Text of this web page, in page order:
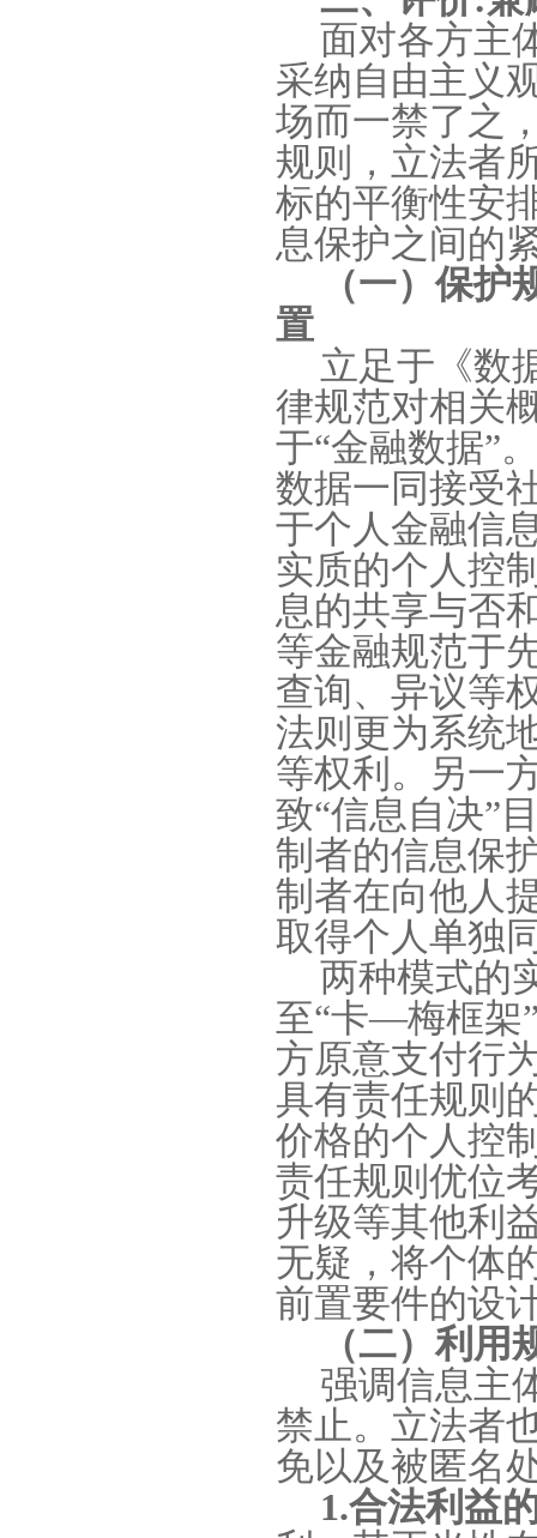
面对各方主
采纳自由主义
场而一禁了之
规则，立法者
标的平衡性安
息保护之间的
（一）保
置
立足于《数
律规范对相关
于“金融数据”
数据一同接受
于个人金融信
实质的个人控
息的共享与否
等金融规范于
查询、异议等
法则更为系统
等权利。另一
致“信息自决”
制者的信息保
制者在向他人
取得个人单独
两种模式的
至“卡—梅框架
方原意支付行
具有责任规则
价格的个人控
责任规则优位
升级等其他利
无疑，将个体
前置要件的设
（二）利
强调信息主
禁止。立法者
免以及被匿名
1.合法利益